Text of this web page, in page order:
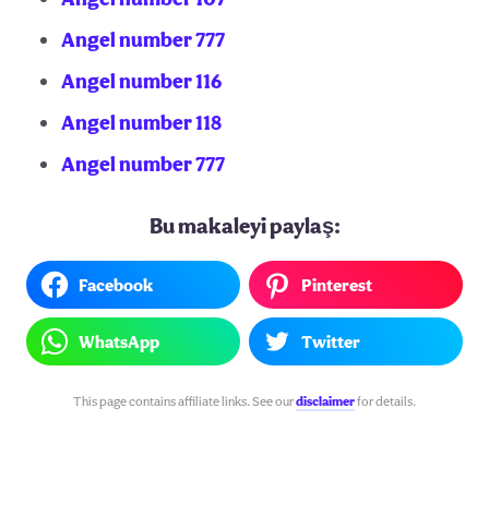
Angel number 777
Angel number 116
Angel number 118
Angel number 777
Bu makaleyi paylaş:
Facebook Pinterest
WhatsApp Twitter
This page contains affiliate links. See ourdisclaimerfor details.